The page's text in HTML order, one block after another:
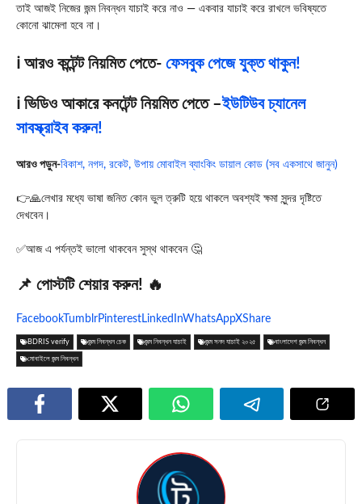
তাই আজই নিজের জন্ম নিবন্ধন যাচাই করে নাও — একবার যাচাই করে রাখলে ভবিষ্যতে
কোনো ঝামেলা হবে না।
ℹ️ আরও কন্টেন্ট নিয়মিত পেতে- ফেসবুক পেজে যুক্ত থাকুন!
ℹ️ ভিডিও আকারে কনটেন্ট নিয়মিত পেতে –ইউটিউব চ্যানেল
সাবস্ক্রাইব করুন!
আরও পড়ুন-বিকাশ, নগদ, রকেট, উপায় মোবাইল ব্যাংকিং ডায়াল কোড (সব একসাথে জানুন)
👉🙏লেখার মধ্যে ভাষা জনিত কোন ভুল ত্রুটি হয়ে থাকলে অবশ্যই ক্ষমা সুন্দর দৃষ্টিতে
দেখবেন।
✅আজ এ পর্যন্তই ভালো থাকবেন সুস্থ থাকবেন 🤔
📌 পোস্টটি শেয়ার করুন! 🔥
FacebookTumblrPinterestLinkedInWhatsAppXShare
BDRIS verify জন্ম নিবন্ধন চেক জন্ম নিবন্ধন যাচাই জন্ম সনদ যাচাই ২০২৫ বাংলাদেশ জন্ম নিবন্ধন
মোবাইলে জন্ম নিবন্ধন